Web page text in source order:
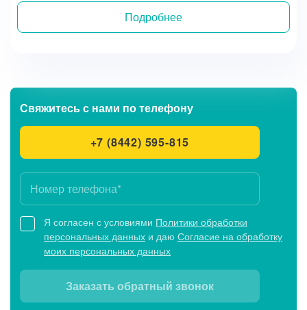
Подробнее
Свяжитесь с нами по телефону
+7 (8442) 595-815
Я согласен с условиями Политики обработки
персональных данных и даю Согласие на обработку
моих персональных данных
Заказать обратный звонок